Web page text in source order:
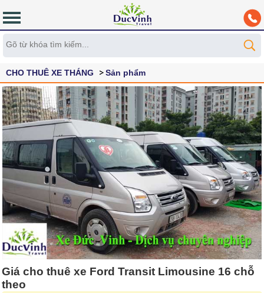
CHO THUÊ XE THÁNG
Sản phẩm
Thuê xe 16 - 29 - 34 - 45 chỗ theo tháng
Giá cho thuê xe Ford Transit Limousine 16 chỗ
theo